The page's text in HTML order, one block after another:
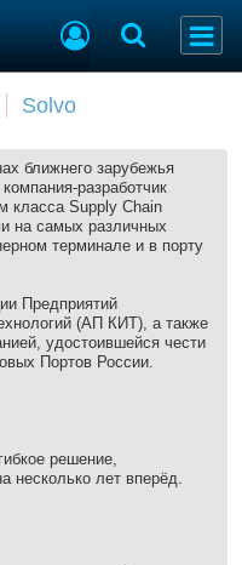
флота
флота
Solvo
ближнего зарубежья
разработчик
класса Supply Chain
на самых различных
терминале и в порту
Предприятий
(АП КИТ), а также
удостоившейся чести
Портов России.
решение,
несколько лет вперёд.